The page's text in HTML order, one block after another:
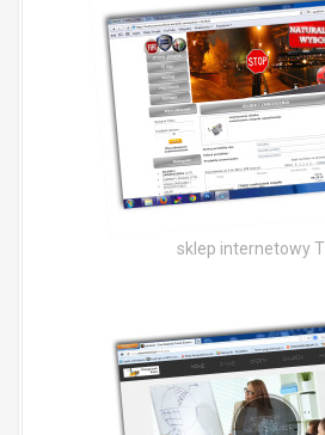
sklep internetowy